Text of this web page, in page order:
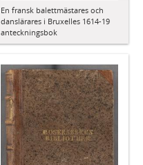
En fransk balettmästares och
danslärares i Bruxelles 1614-19
anteckningsbok